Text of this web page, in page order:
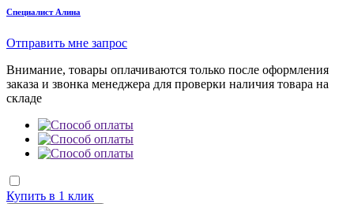
Cпециалист Алина
Отправить мне запрос
Внимание, товары оплачиваются только после оформления
заказа и звонка менеджера для проверки наличия товара на
складе
Купить в 1 клик